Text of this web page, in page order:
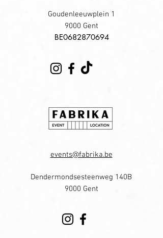
Goudenleeuwplein 1
9000 Gent
​BE0682870694
events@fabrika.be
Dendermondsesteenweg 140B
9000 Gent